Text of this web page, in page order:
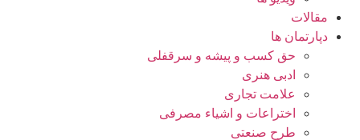
مقالات
دپارتمان ها
حق کسب و پیشه و سرقفلی
ادبی هنری
علامت تجاری
اختراعات و اشیاء مصرفی
طرح صنعتی